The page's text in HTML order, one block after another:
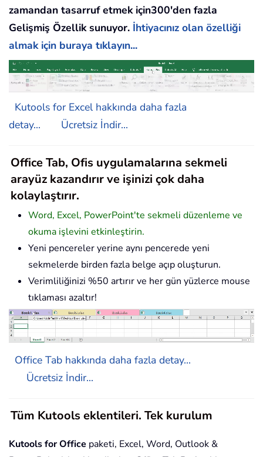
zamandan tasarruf etmek için300'den fazla
Gelişmiş Özellik sunuyor. İhtiyacınız olan özelliği
almak için buraya tıklayın...
Kutools for Excel hakkında daha fazla
detay...
Ücretsiz İndir...
Office Tab, Ofis uygulamalarına sekmeli
arayüz kazandırır ve işinizi çok daha
kolaylaştırır.
Word, Excel, PowerPoint'te sekmeli düzenleme ve
okuma işlevini etkinleştirin.
Yeni pencereler yerine aynı pencerede yeni
sekmelerde birden fazla belge açıp oluşturun.
Verimliliğinizi %50 artırır ve her gün yüzlerce mouse
tıklaması azaltır!
Office Tab hakkında daha fazla detay...
Ücretsiz İndir...
Tüm Kutools eklentileri. Tek kurulum
Kutools for Office paketi, Excel, Word, Outlook &